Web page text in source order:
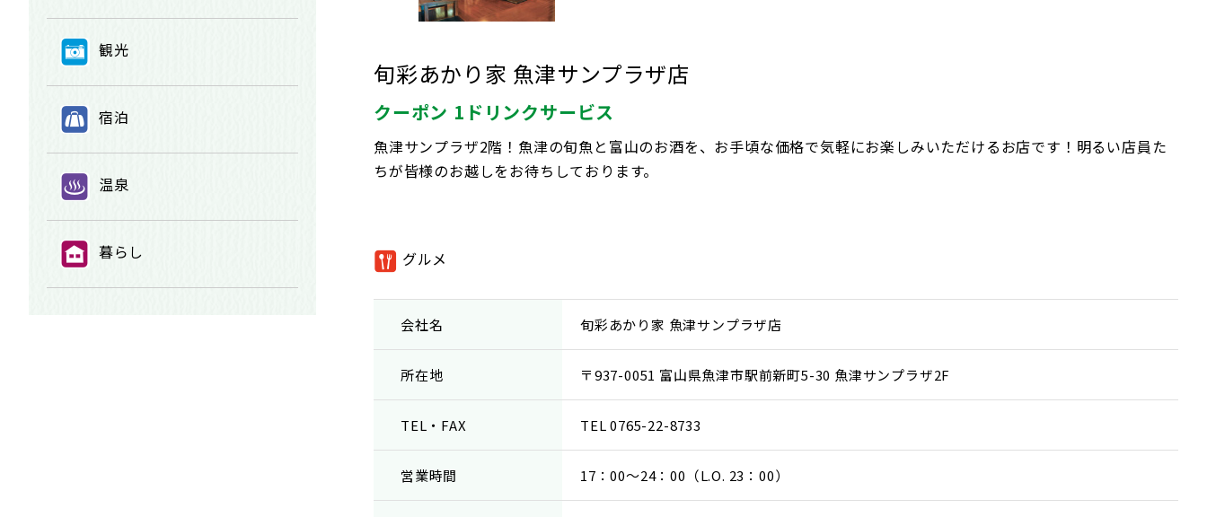
旬彩あかり家 魚津サンプラザ店
クーポン 1ドリンクサービス
魚津サンプラザ2階！魚津の旬魚と富山のお酒を、お手頃な価格で気軽にお楽しみいただけるお店です！明るい店員た
ちが皆様のお越しをお待ちしております。
① グルメ
会社名 旬彩あかり家 魚津サンプラザ店
所在地 〒937-0051 富山県魚津市駅前新町5-30 魚津サンプラザ2F
TEL・FAX TEL 0765-22-8733
営業時間 17：00〜24：00（L.O. 23：00）
⑧ 観光
⑨ 宿泊
⑩ 温泉
⑪ 暮らし